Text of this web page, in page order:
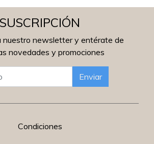
SUSCRIPCIÓN
nuestro newsletter y entérate de
novedades y promociones
Enviar
Condiciones